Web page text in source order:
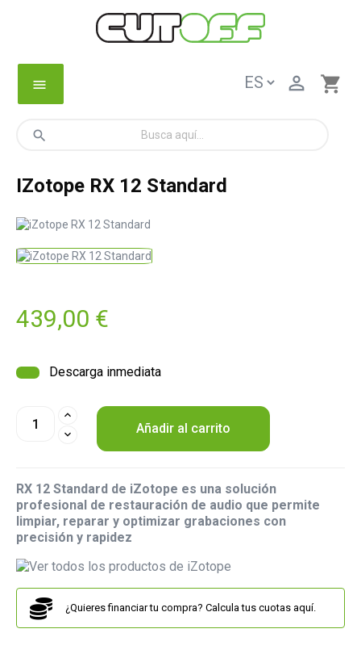
menu shopping_cart

search
IZotope RX 12 Standard
439,00 €
Descarga inmediata
Añadir al carrito
RX 12 Standard de iZotope es una solución
profesional de restauración de audio que permite
limpiar, reparar y optimizar grabaciones con
precisión y rapidez
¿Quieres financiar tu compra? Calcula tus cuotas aquí.